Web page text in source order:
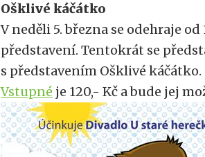
Ošklivé káčátko
V neděli 5. března se odehraje
představení. Tentokrát se
s představením Ošklivé káčátko.
Vstupné je 120,- Kč a bude jej